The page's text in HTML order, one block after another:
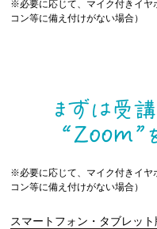
※必要に応じて、マイク付きイヤ
コン等に備え付けがない場合）
※必要に応じて、マイク付きイヤ
コン等に備え付けがない場合）
スマートフォン・タブレット